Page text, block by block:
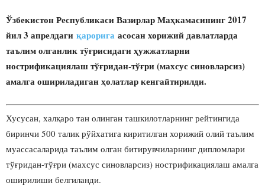
Ўзбекистон Республикаси Вазирлар Маҳкамасининг 2017
йил 3 апрелдаги қарорига асосан хорижий давлатларда
таълим олганлик тўғрисидаги ҳужжатларни
нострификациялаш тўғридан-тўғри (махсус синовларсиз)
амалга ошириладиган ҳолатлар кенгайтирилди.
Хусусан, халқаро тан олинган ташкилотларнинг рейтингида
биринчи 500 талик рўйхатига киритилган хорижий олий таълим
муассасаларида таълим олган битирувчиларнинг дипломлари
тўғридан-тўғри (махсус синовларсиз) нострификациялаш амалга
оширилиши белгиланди.